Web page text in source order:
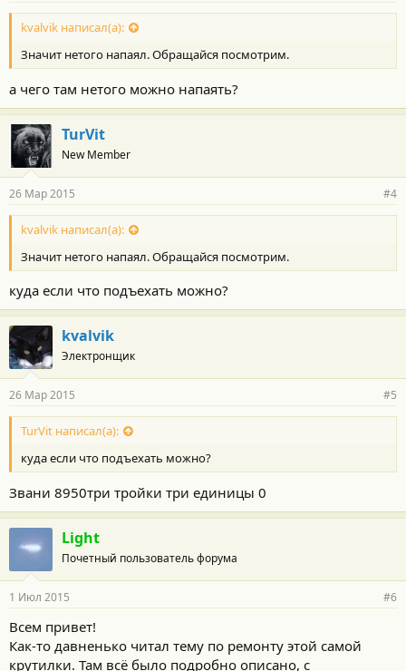
kvalvik написал(а):
Значит нетого напаял. Обращайся посмотрим.
а чего там нетого можно напаять?
TurVit
New Member
26 Мар 2015 #4
kvalvik написал(а):
Значит нетого напаял. Обращайся посмотрим.
куда если что подъехать можно?
kvalvik
Электронщик
26 Мар 2015 #5
TurVit написал(а):
куда если что подъехать можно?
Звани 8950три тройки три единицы 0
Light
Почетный пользователь форума
1 Июл 2015 #6
Всем привет!
Как-то давненько читал тему по ремонту этой самой
крутилки. Там всё было подробно описано, с